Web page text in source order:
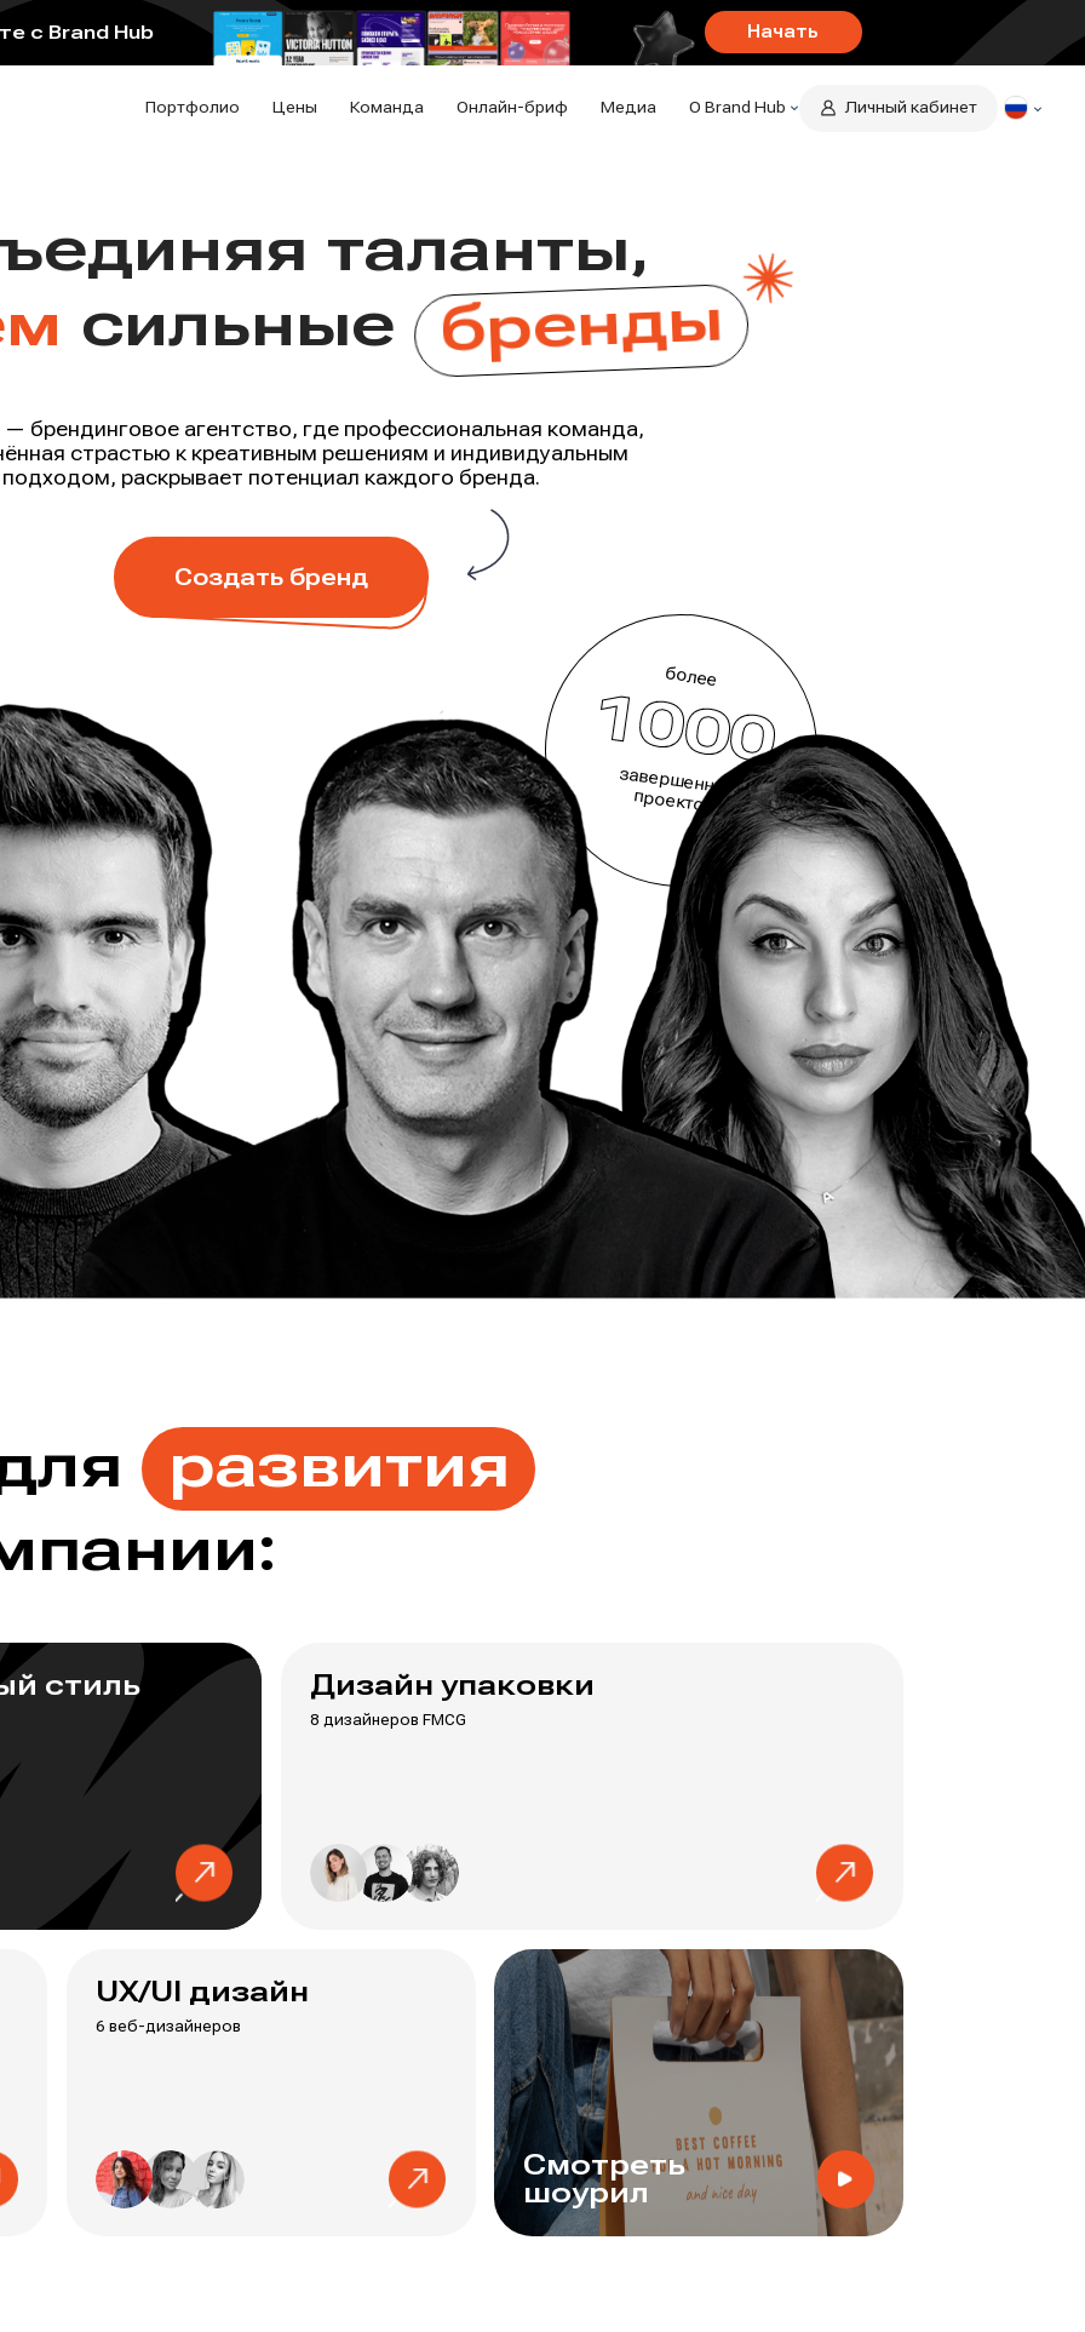
с Brand Hub Начать
Портфолио Цены Команда Онлайн-бриф Медиа О Brand Hub Личный кабинет
Брендинговое
агентство
Brand Hub
таланты,
сильные бренды
— брендинговое агентство, где профессиональная команда,
страстью к креативным решениям и индивидуальным
подходом, раскрывает потенциал каждого бренда.
Создать бренд
более
1000
завершенных
проектов
развития
стиль Дизайн упаковки
8 дизайнеров FMCG
UX/UI дизайн
6 веб-дизайнеров
Смотреть
шоурил